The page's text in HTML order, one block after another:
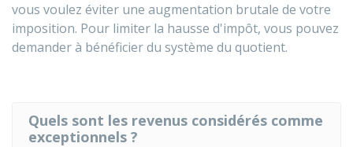
vous voulez éviter une augmentation brutale de votre
imposition. Pour limiter la hausse d'impôt, vous pouvez
demander à bénéficier du système du quotient.
Quels sont les revenus considérés comme
exceptionnels ?